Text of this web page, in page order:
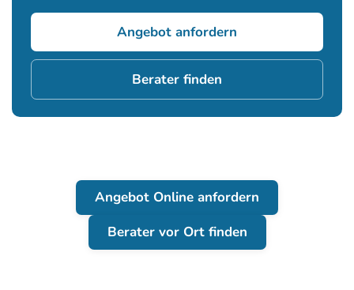
Angebot anfordern
Berater finden
Angebot Online anfordern
Berater vor Ort finden